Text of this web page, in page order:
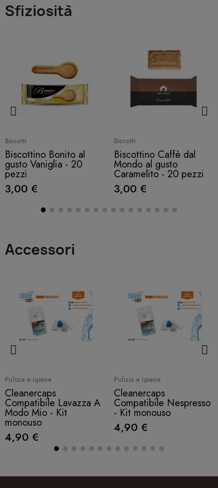
Sfiziosità
Biscotti
Biscottino Bonito al
gusto Vaniglia - 20
pezzi
3,00 €
Biscotti
Biscottino Caffè dal
Mondo al gusto
Caramelito - 20 pezzi
3,00 €
Accessori
Quick View
Pulizia e Igiene
Cleanercaps
Compatibile Lavazza A
Modo Mio - Kit
monouso
4,90 €
Quick View
Pulizia e Igiene
Cleanercaps
Compatibile Nespresso
- Kit monouso
4,90 €